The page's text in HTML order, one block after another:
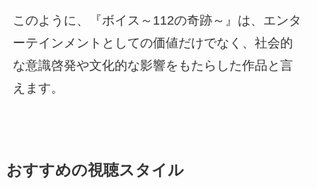
このように、『ボイス～112の奇跡～』は、エンタ
ーテインメントとしての価値だけでなく、社会的
な意識啓発や文化的な影響をもたらした作品と言
えます。
おすすめの視聴スタイル